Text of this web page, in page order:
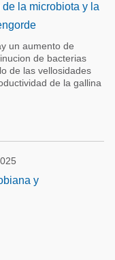
la microbiota y la
un aumento de
de bacterias
de las vellosidades
de la gallina
y